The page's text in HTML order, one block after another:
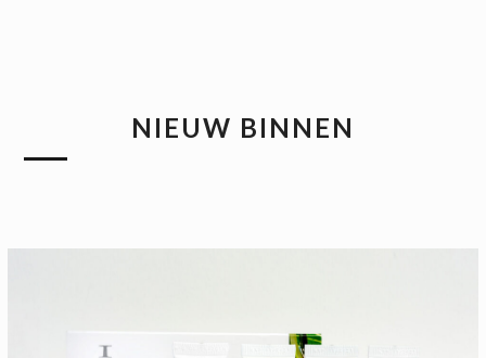
NIEUW BINNEN